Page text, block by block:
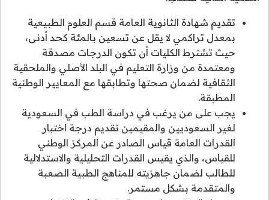
تقديم شهادة الثانوية العامة قسم العلوم الطبيعية
بمعدل تراكمي لا يقل عن تسعين بالمئة كحد أدنى،
حيث تشترط الكليات أن تكون الدرجات مصدقة
ومعتمدة من وزارة التعليم في البلد الأصلي والملحقية
الثقافية لضمان صحتها وتطابقها مع المعايير الوطنية
المطبقة.
يجب على من يرغب في دراسة الطب في السعودية
لغير السعوديين والمقيمين تقديم درجة اختبار
القدرات العامة قياس الصادر عن المركز الوطني
للقياس، والذي يقيس القدرات التحليلية والاستدلالية
للطالب لضمان جاهزيته للمناهج الطبية الصعبة
والمتقدمة بشكل مستمر.